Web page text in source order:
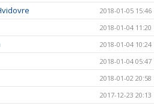
2018-01-05 15:46
2018-01-04 11:20
2018-01-04 10:24
2018-01-04 05:47
2018-01-02 20:58
2017-12-23 20:13